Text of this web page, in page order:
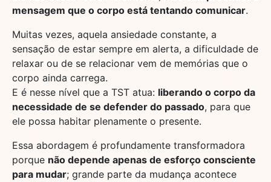
mensagem que o corpo está tentando comunicar.
Muitas vezes, aquela ansiedade constante, a
sensação de estar sempre em alerta, a dificuldade de
relaxar ou de se relacionar vem de memórias que o
corpo ainda carrega.
E é nesse nível que a TST atua: liberando o corpo da
necessidade de se defender do passado, para que
ele possa habitar plenamente o presente.
Essa abordagem é profundamente transformadora
porque não depende apenas de esforço consciente
para mudar; grande parte da mudança acontece